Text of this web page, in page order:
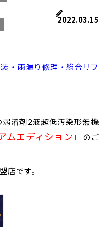
2022.03.15
・雨漏り修理・総合リフ
溶剤2液超低汚染形無機
ムエディション 」 のご
店です。